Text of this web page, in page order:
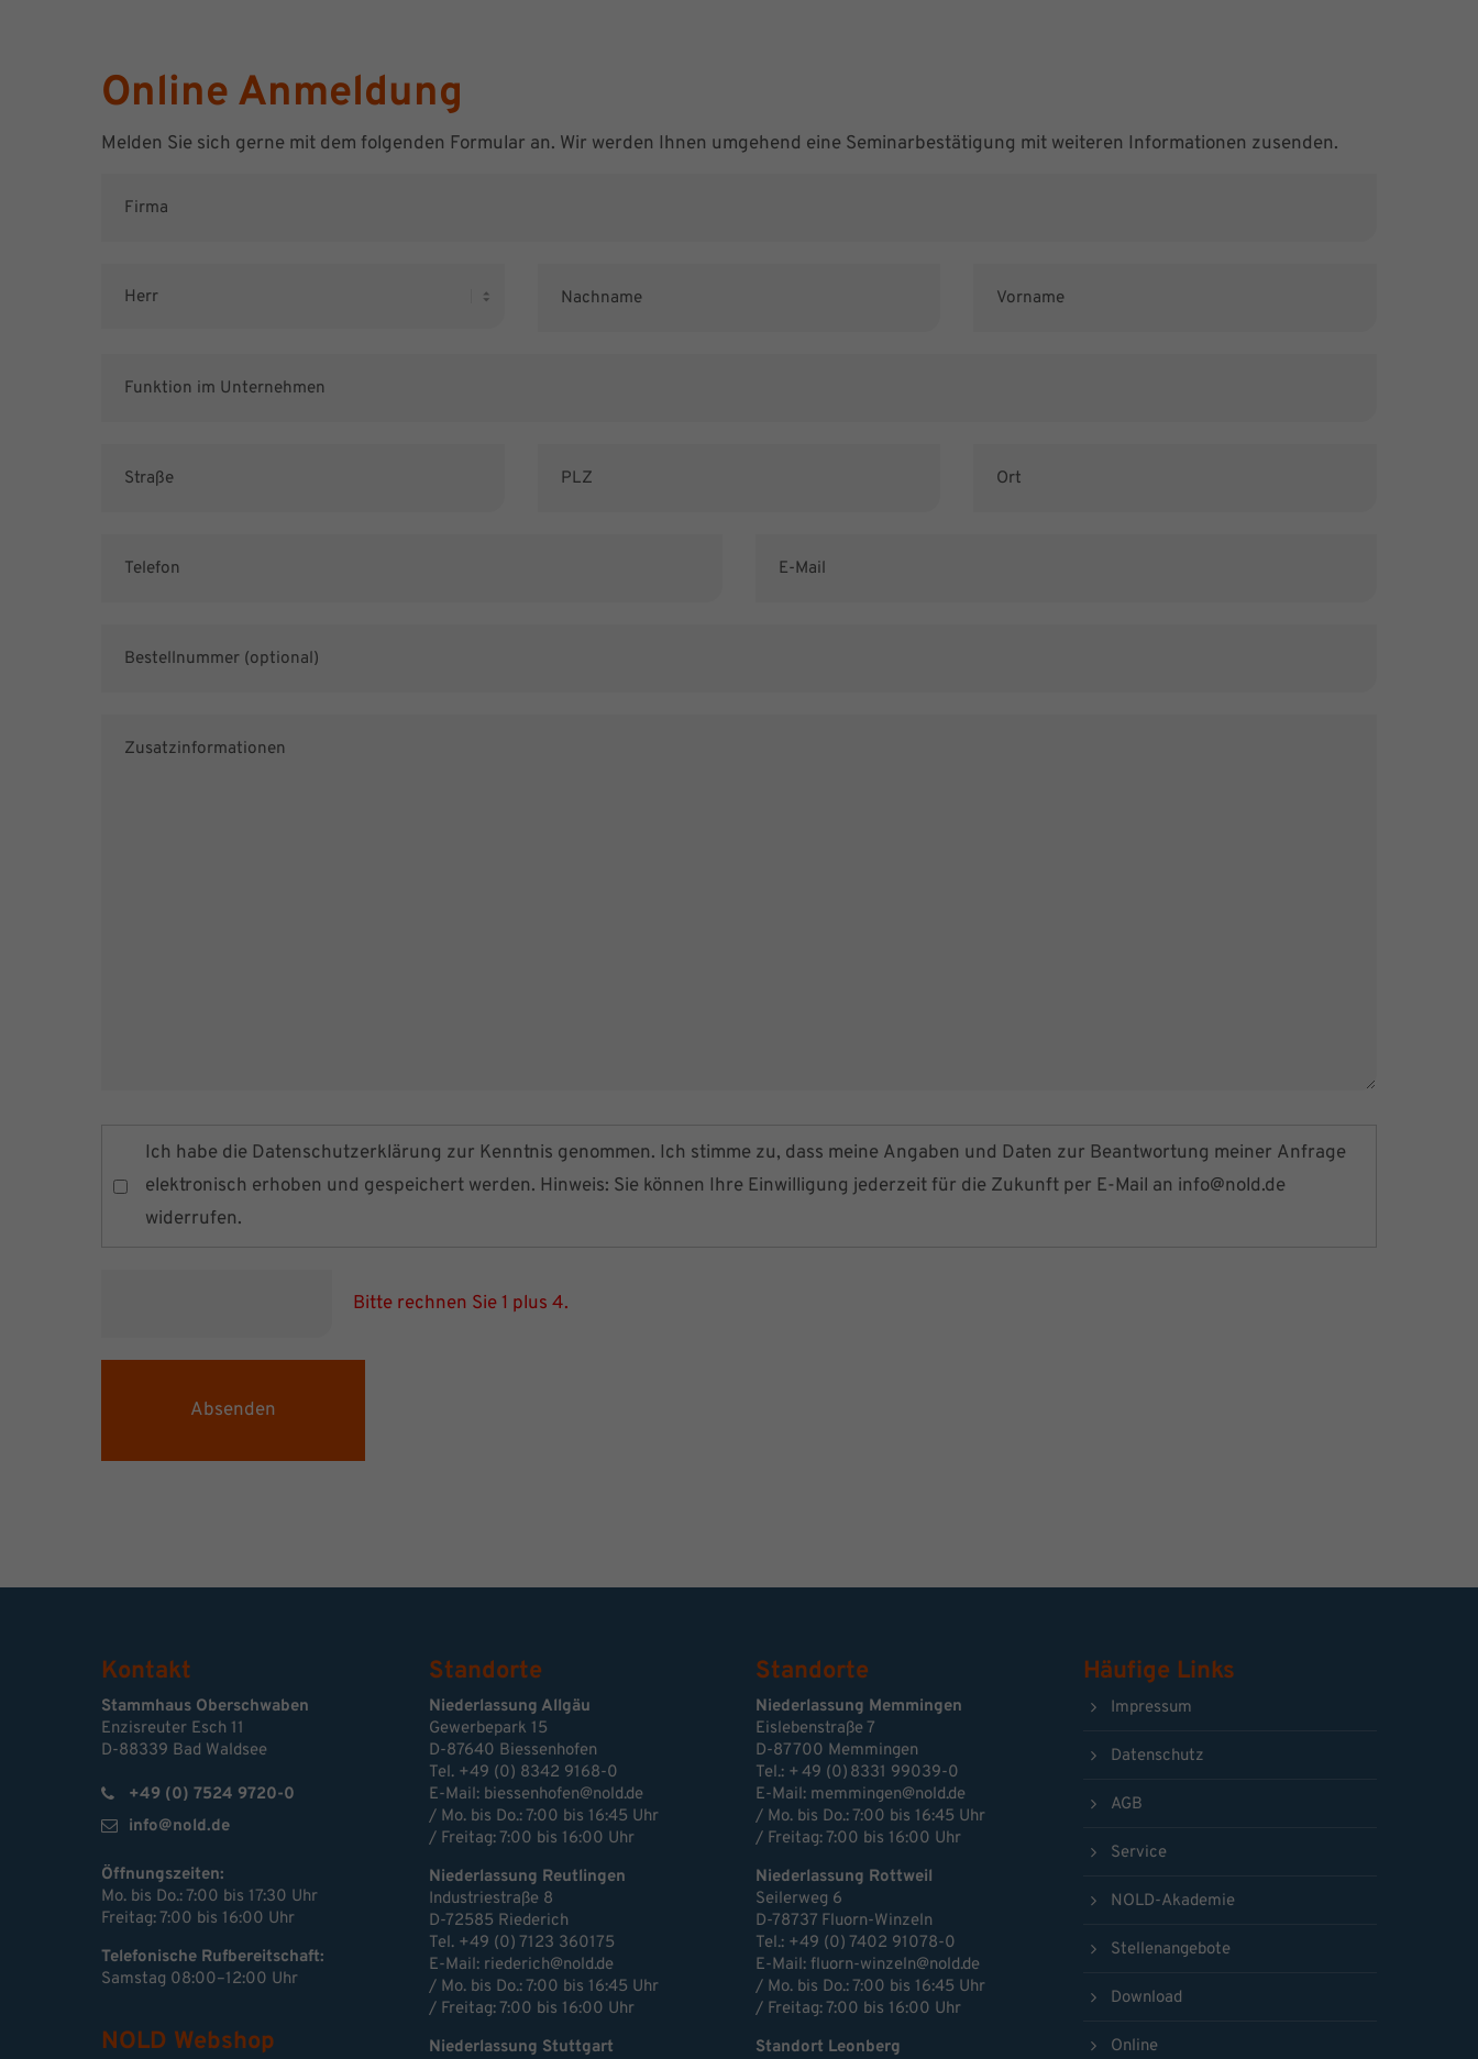
Online Anmeldung
Melden Sie sich gerne mit dem folgenden Formular an. Wir werden Ihnen umgehend eine Seminarbestätigung mit weiteren Informationen zusenden.
Ich habe die Datenschutzerklärung zur Kenntnis genommen. Ich stimme zu, dass meine Angaben und Daten zur Beantwortung meiner Anfrage
elektronisch erhoben und gespeichert werden. Hinweis: Sie können Ihre Einwilligung jederzeit für die Zukunft per E-Mail an info@nold.de
widerrufen.
Bitte rechnen Sie 1 plus 4.
Absenden
Kontakt
Stammhaus Oberschwaben
Enzisreuter Esch 11
D-88339 Bad Waldsee
+49 (0) 7524 9720-0
info@nold.de
Öffnungszeiten:
Mo. bis Do.: 7:00 bis 17:30 Uhr
Freitag: 7:00 bis 16:00 Uhr
Telefonische Rufbereitschaft:
Samstag 08:00–12:00 Uhr
NOLD Webshop
Standorte
Niederlassung Allgäu
Gewerbepark 15
D-87640 Biessenhofen
Tel. +49 (0) 8342 9168-0
E-Mail: biessenhofen@nold.de
/ Mo. bis Do.: 7:00 bis 16:45 Uhr
/ Freitag: 7:00 bis 16:00 Uhr
Niederlassung Reutlingen
Industriestraße 8
D-72585 Riederich
Tel. +49 (0) 7123 360175
E-Mail: riederich@nold.de
/ Mo. bis Do.: 7:00 bis 16:45 Uhr
/ Freitag: 7:00 bis 16:00 Uhr
Niederlassung Stuttgart
Standorte
Niederlassung Memmingen
Eislebenstraße 7
D-87700 Memmingen
Tel.: + 49 (0) 8331 99039-0
E-Mail: memmingen@nold.de
/ Mo. bis Do.: 7:00 bis 16:45 Uhr
/ Freitag: 7:00 bis 16:00 Uhr
Niederlassung Rottweil
Seilerweg 6
D-78737 Fluorn-Winzeln
Tel.: +49 (0) 7402 91078-0
E-Mail: fluorn-winzeln@nold.de
/ Mo. bis Do.: 7:00 bis 16:45 Uhr
/ Freitag: 7:00 bis 16:00 Uhr
Standort Leonberg
Häufige Links
Impressum
Datenschutz
AGB
Service
NOLD-Akademie
Stellenangebote
Download
Online